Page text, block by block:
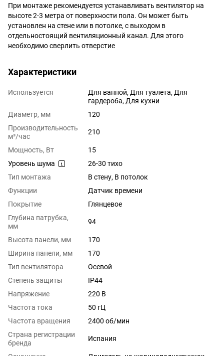
При монтаже рекомендуется устанавливать вентилятор на
высоте 2-3 метра от поверхности пола. Он может быть
установлен на стене или в потолке, с выходом в
отдельностоящий вентиляционный канал. Для этого
необходимо сверлить отверстие
Характеристики
Используется
Для ванной, Для туалета, Для
гардероба, Для кухни
Диаметр, мм
120
Производительность
м³/час
210
Мощность, Вт
15
Уровень шума
26-30 тихо
Тип монтажа
В стену, В потолок
Функции
Датчик времени
Покрытие
Глянцевое
Глубина патрубка,
мм
94
Высота панели, мм
170
Ширина панели, мм
170
Тип вентилятора
Осевой
Степень защиты
IP44
Напряжение
220 В
Частота тока
50 гЦ
Частота вращения
2400 об/мин
Страна регистрации
бренда
Испания